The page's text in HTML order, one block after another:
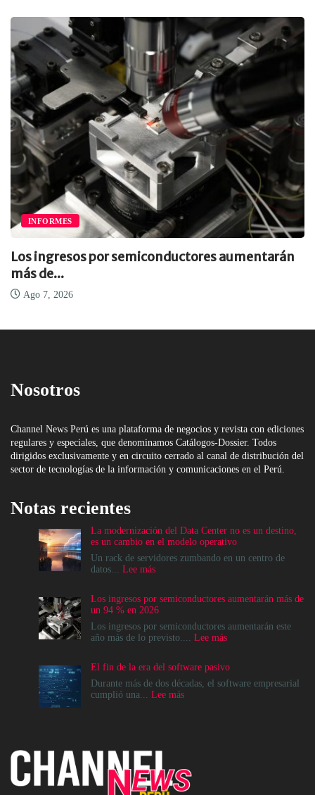
INFORMES
Los ingresos por semiconductores aumentarán
más de...
Ago 7, 2026
Nosotros
Channel News Perú es una plataforma de negocios y revista con ediciones
regulares y especiales, que denominamos Catálogos-Dossier. Todos
dirigidos exclusivamente y en circuito cerrado al canal de distribución del
sector de tecnologías de la información y comunicaciones en el Perú.
Notas recientes
La modernización del Data Center no es un destino,
es un cambio en el modelo operativo
Un rack de servidores zumbando en un centro de
datos... Lee más:
del
Data
Center
no
destino,
es
un
operativo
Los ingresos por semiconductores aumentarán más de
un 94 % en 2026
Los ingresos por semiconductores aumentarán este
año más de lo previsto.... Lee más:
por
semiconductores
El fin de la era del software pasivo
Durante más de dos décadas, el software empresarial
cumplió una... Lee más:
software
pasivo